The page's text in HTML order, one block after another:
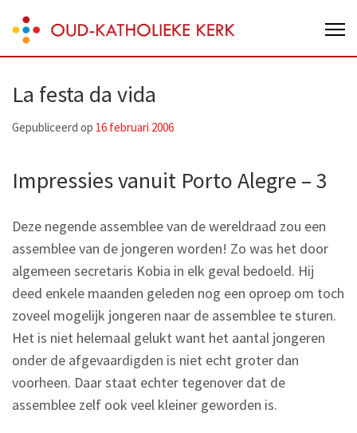
to
content
Enter)
Oud-Katholieke Kerk van Nederland
La festa da vida
Gepubliceerd op 16 februari 2006
Impressies vanuit Porto Alegre – 3
Deze negende assemblee van de wereldraad zou een
assemblee van de jongeren worden! Zo was het door
algemeen secretaris Kobia in elk geval bedoeld. Hij
deed enkele maanden geleden nog een oproep om toch
zoveel mogelijk jongeren naar de assemblee te sturen.
Het is niet helemaal gelukt want het aantal jongeren
onder de afgevaardigden is niet echt groter dan
voorheen. Daar staat echter tegenover dat de
assemblee zelf ook veel kleiner geworden is.